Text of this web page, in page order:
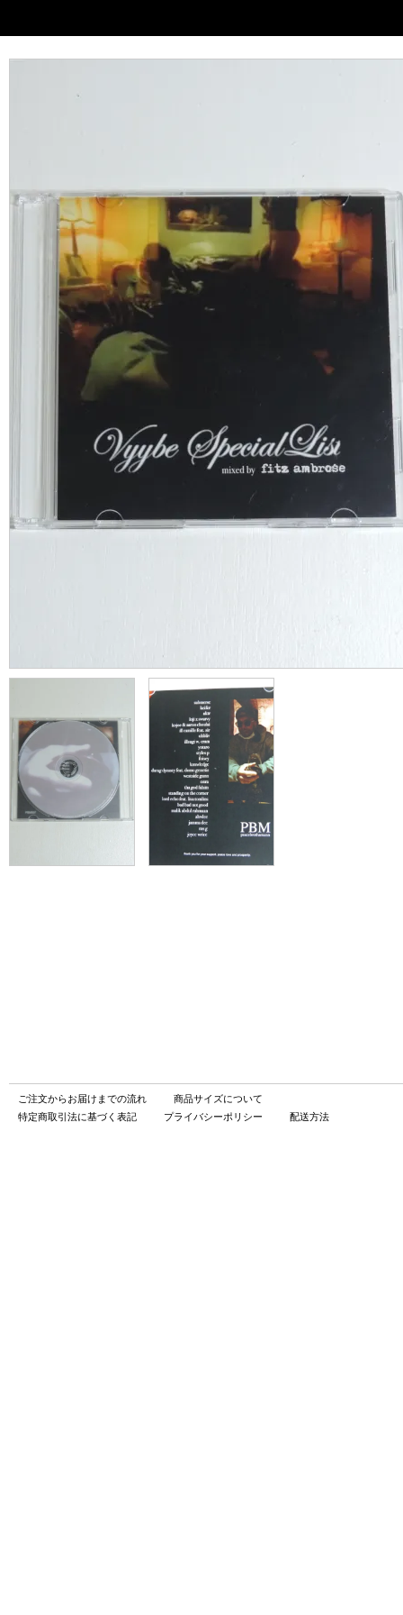
ご注文からお届けまでの流れ
商品サイズについて
特定商取引法に基づく表記
プライバシーポリシー 配送方法